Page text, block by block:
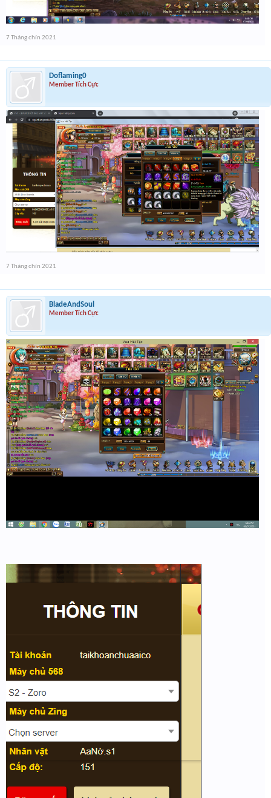
7 Tháng chín 2021
Doflaming0
Member Tích Cực
7 Tháng chín 2021
BladeAndSoul
Member Tích Cực